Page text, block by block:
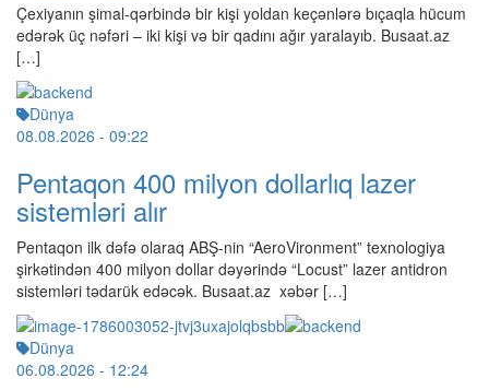
Çexiyanın şimal-qərbində bir kişi yoldan keçənlərə bıçaqla hücum
edərək üç nəfəri – iki kişi və bir qadını ağır yaralayıb. Busaat.az
[…]
Dünya
08.08.2026 - 09:22
Pentaqon 400 milyon dollarlıq lazer
sistemləri alır
Pentaqon ilk dəfə olaraq ABŞ-nin “AeroVironment” texnologiya
şirkətindən 400 milyon dollar dəyərində “Locust” lazer antidron
sistemləri tədarük edəcək. Busaat.az xəbər […]
Dünya
06.08.2026 - 12:24